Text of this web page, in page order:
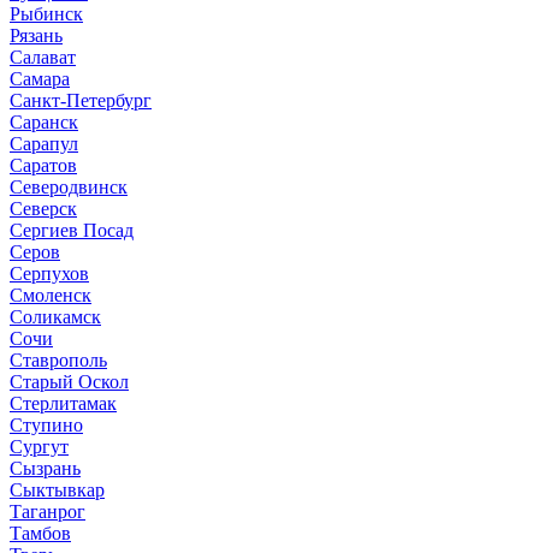
Рыбинск
Рязань
Салават
Самара
Санкт-Петербург
Саранск
Сарапул
Саратов
Северодвинск
Северск
Сергиев Посад
Серов
Серпухов
Смоленск
Соликамск
Сочи
Ставрополь
Старый Оскол
Стерлитамак
Ступино
Сургут
Сызрань
Сыктывкар
Таганрог
Тамбов